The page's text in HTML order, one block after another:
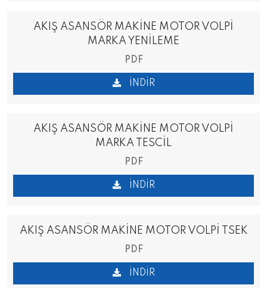
AKIŞ ASANSÖR MAKİNE MOTOR VOLPİ
MARKA YENİLEME
PDF
İNDIR
AKIŞ ASANSÖR MAKİNE MOTOR VOLPİ
MARKA TESCİL
PDF
İNDIR
AKIŞ ASANSÖR MAKİNE MOTOR VOLPİ TSEK
PDF
İNDIR